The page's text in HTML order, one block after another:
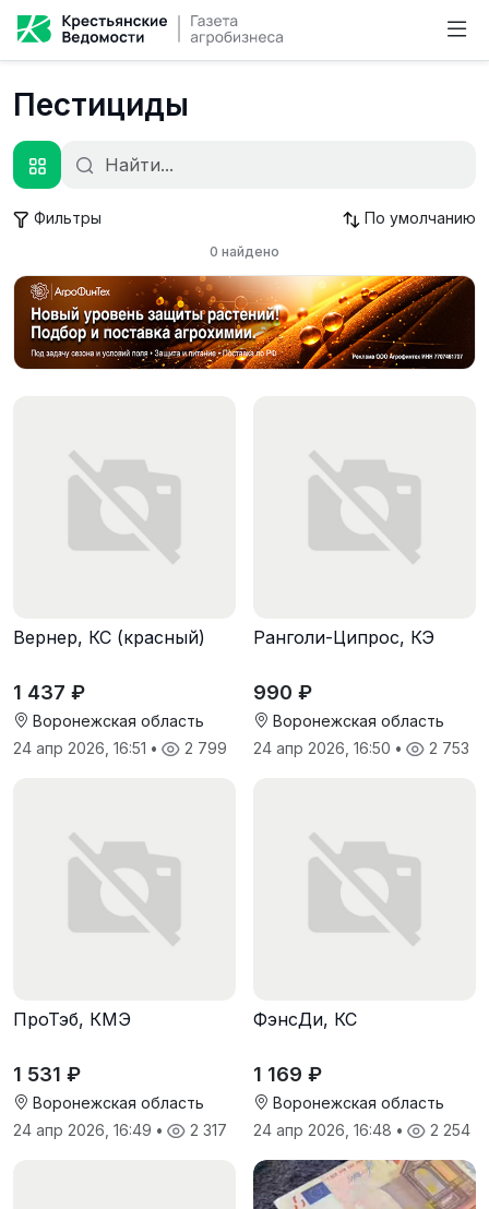
Пестициды
Найти
Фильтры По умолчанию
0 найдено
Вернер, КС (красный)
1 437 ₽
Воронежская область
24 апр 2026, 16:51 • 2 799
Ранголи-Ципрос, КЭ
990 ₽
Воронежская область
24 апр 2026, 16:50 • 2 753
ПроТэб, КМЭ
1 531 ₽
Воронежская область
24 апр 2026, 16:49 • 2 317
ФэнсДи, КС
1 169 ₽
Воронежская область
24 апр 2026, 16:48 • 2 254